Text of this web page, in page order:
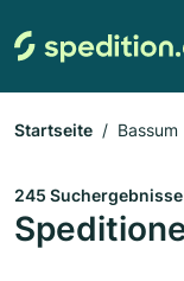
Startseite Bassum
245